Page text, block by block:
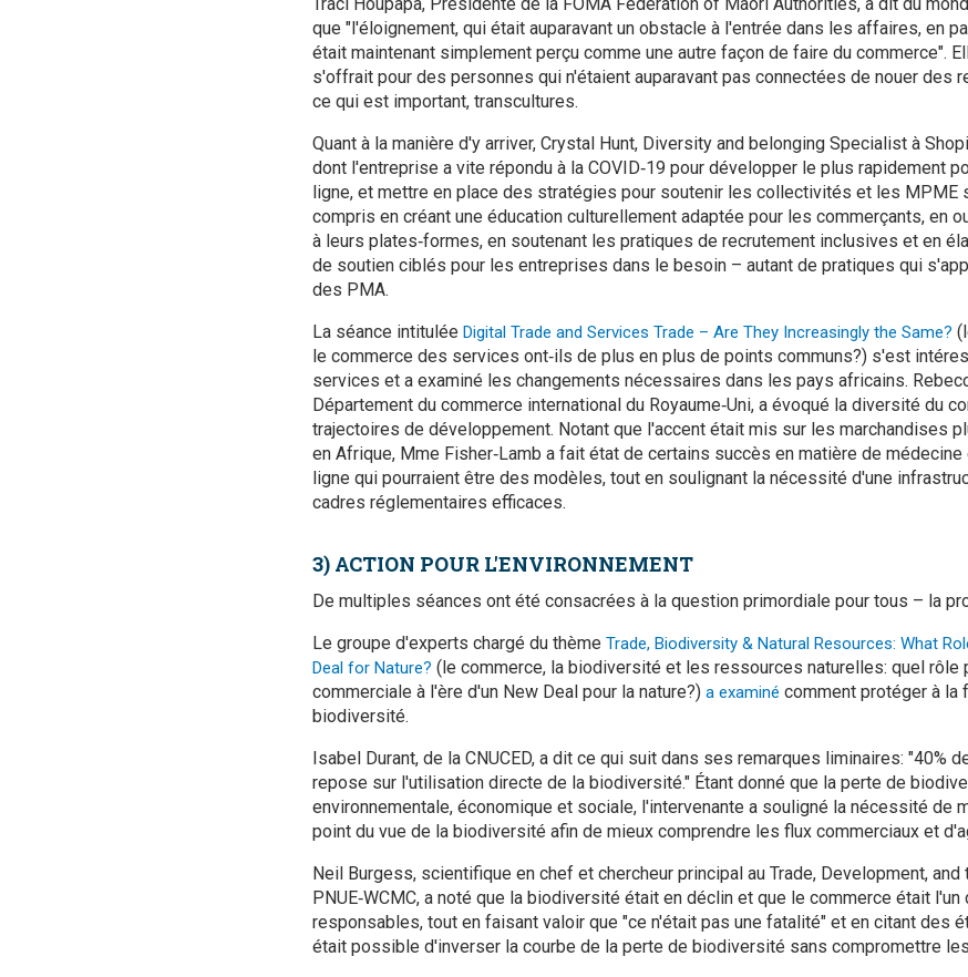
que "l'éloignement, qui était auparavant un obstacle à l'entrée dans les affaires, en
était maintenant simplement perçu comme une autre façon de faire du commerce".
s'offrait pour des personnes qui n'étaient auparavant pas connectées de nouer des
ce qui est important, transcultures.
Quant à la manière d'y arriver, Crystal Hunt, Diversity and belonging Specialist à
dont l'entreprise a vite répondu à la COVID‑19 pour développer le plus rapidement
ligne, et mettre en place des stratégies pour soutenir les collectivités et les MPME
compris en créant une éducation culturellement adaptée pour les commerçants, en
à leurs plates‑formes, en soutenant les pratiques de recrutement inclusives et en
de soutien ciblés pour les entreprises dans le besoin – autant de pratiques qui
des PMA.
La séance intitulée Digital Trade and Services Trade – Are They Increasingly the Same?
le commerce des services ont‑ils de plus en plus de points communs?) s'est
services et a examiné les changements nécessaires dans les pays africains.
Département du commerce international du Royaume‑Uni, a évoqué la diversité du
trajectoires de développement. Notant que l'accent était mis sur les marchandises
en Afrique, Mme Fisher‑Lamb a fait état de certains succès en matière de
ligne qui pourraient être des modèles, tout en soulignant la nécessité d'une
cadres réglementaires efficaces.
3) ACTION POUR L'ENVIRONNEMENT
De multiples séances ont été consacrées à la question primordiale pour tous – la
Le groupe d'experts chargé du thème Trade, Biodiversity & Natural Resources: What
Deal for Nature? (le commerce, la biodiversité et les ressources naturelles: quel rôle
commerciale à l'ère d'un New Deal pour la nature?) a examiné comment protéger à la
biodiversité.
Isabel Durant, de la CNUCED, a dit ce qui suit dans ses remarques liminaires: "40%
repose sur l'utilisation directe de la biodiversité." Étant donné que la perte de
environnementale, économique et sociale, l'intervenante a souligné la nécessité de
point du vue de la biodiversité afin de mieux comprendre les flux commerciaux et
Neil Burgess, scientifique en chef et chercheur principal au Trade, Development, and
PNUE‑WCMC, a noté que la biodiversité était en déclin et que le commerce était
responsables, tout en faisant valoir que "ce n'était pas une fatalité" et en citant des
était possible d'inverser la courbe de la perte de biodiversité sans compromettre